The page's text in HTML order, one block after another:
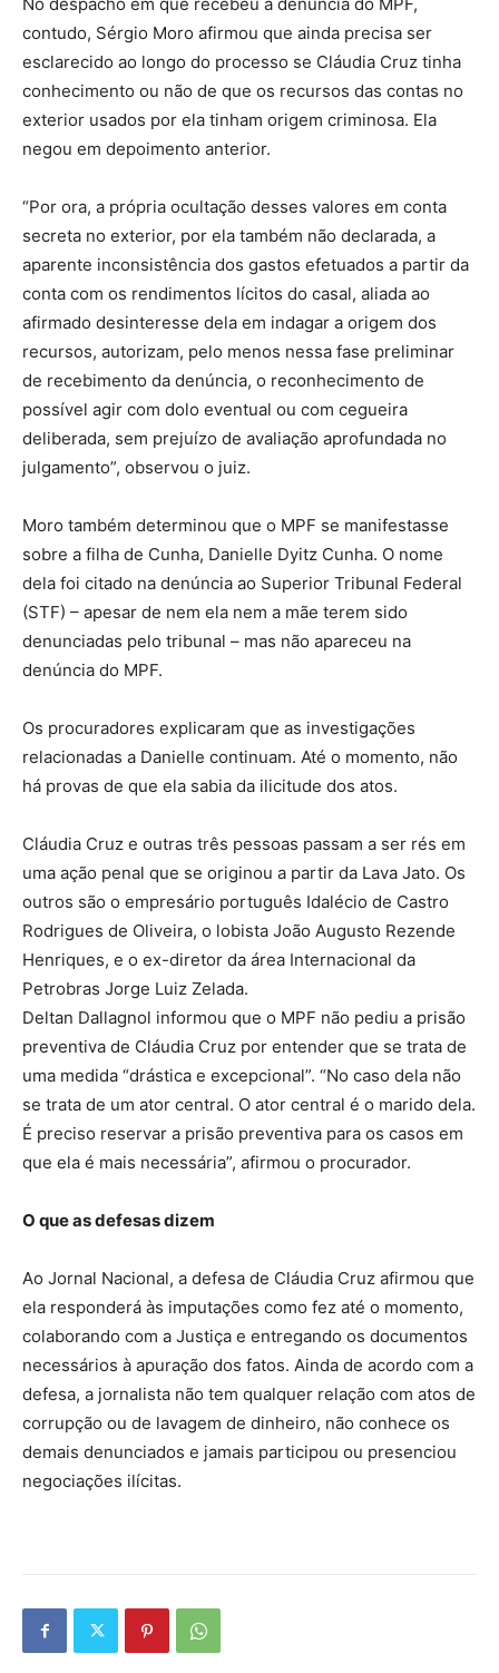
No despacho em que recebeu a denúncia do MPF,
contudo, Sérgio Moro afirmou que ainda precisa ser
esclarecido ao longo do processo se Cláudia Cruz tinha
conhecimento ou não de que os recursos das contas no
exterior usados por ela tinham origem criminosa. Ela
negou em depoimento anterior.
“Por ora, a própria ocultação desses valores em conta
secreta no exterior, por ela também não declarada, a
aparente inconsistência dos gastos efetuados a partir da
conta com os rendimentos lícitos do casal, aliada ao
afirmado desinteresse dela em indagar a origem dos
recursos, autorizam, pelo menos nessa fase preliminar
de recebimento da denúncia, o reconhecimento de
possível agir com dolo eventual ou com cegueira
deliberada, sem prejuízo de avaliação aprofundada no
julgamento”, observou o juiz.
Moro também determinou que o MPF se manifestasse
sobre a filha de Cunha, Danielle Dyitz Cunha. O nome
dela foi citado na denúncia ao Superior Tribunal Federal
(STF) – apesar de nem ela nem a mãe terem sido
denunciadas pelo tribunal – mas não apareceu na
denúncia do MPF.
Os procuradores explicaram que as investigações
relacionadas a Danielle continuam. Até o momento, não
há provas de que ela sabia da ilicitude dos atos.
Cláudia Cruz e outras três pessoas passam a ser rés em
uma ação penal que se originou a partir da Lava Jato. Os
outros são o empresário português Idalécio de Castro
Rodrigues de Oliveira, o lobista João Augusto Rezende
Henriques, e o ex-diretor da área Internacional da
Petrobras Jorge Luiz Zelada.
Deltan Dallagnol informou que o MPF não pediu a prisão
preventiva de Cláudia Cruz por entender que se trata de
uma medida “drástica e excepcional”. “No caso dela não
se trata de um ator central. O ator central é o marido dela.
É preciso reservar a prisão preventiva para os casos em
que ela é mais necessária”, afirmou o procurador.
O que as defesas dizem
Ao Jornal Nacional, a defesa de Cláudia Cruz afirmou que
ela responderá às imputações como fez até o momento,
colaborando com a Justiça e entregando os documentos
necessários à apuração dos fatos. Ainda de acordo com a
defesa, a jornalista não tem qualquer relação com atos de
corrupção ou de lavagem de dinheiro, não conhece os
demais denunciados e jamais participou ou presenciou
negociações ilícitas.